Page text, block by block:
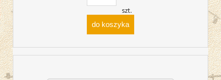
szt.
do koszyka